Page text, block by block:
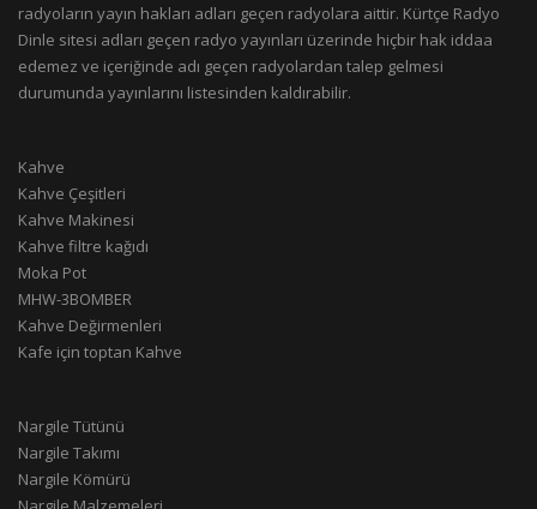
radyoların yayın hakları adları geçen radyolara aittir. Kürtçe Radyo
Dinle sitesi adları geçen radyo yayınları üzerinde hiçbir hak iddaa
edemez ve içeriğinde adı geçen radyolardan talep gelmesi
durumunda yayınlarını listesinden kaldırabilir.
Kahve
Kahve Çeşitleri
Kahve Makinesi
Kahve filtre kağıdı
Moka Pot
MHW-3BOMBER
Kahve Değirmenleri
Kafe için toptan Kahve
Nargile Tütünü
Nargile Takımı
Nargile Kömürü